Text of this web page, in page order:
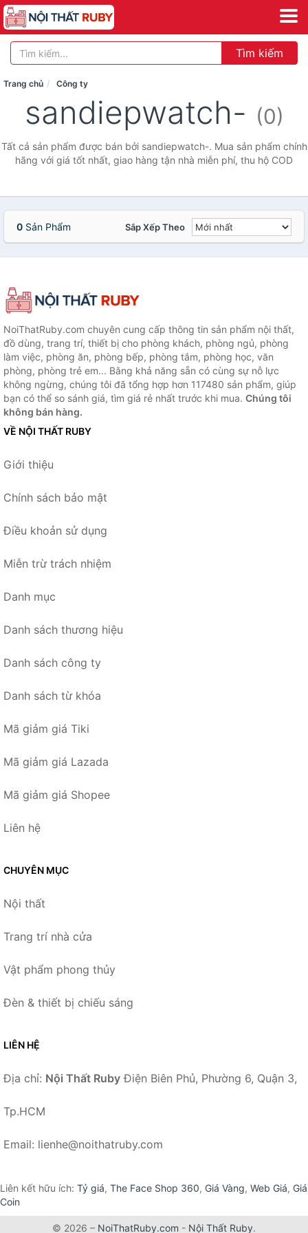
Tìm kiếm
Trang chủ Công ty
sandiepwatch- (0)
Tất cả sản phẩm được bán bởi sandiepwatch-. Mua sản phẩm chính
hãng với giá tốt nhất, giao hàng tận nhà miễn phí, thu hộ COD
0 Sản Phẩm Sắp Xếp Theo
NoiThatRuby.com chuyên cung cấp thông tin sản phẩm nội thất,
đồ dùng, trang trí, thiết bị cho phòng khách, phòng ngủ, phòng
làm việc, phòng ăn, phòng bếp, phòng tắm, phòng học, văn
phòng, phòng trẻ em... Bằng khả năng sẵn có cùng sự nỗ lực
không ngừng, chúng tôi đã tổng hợp hơn 117480 sản phẩm, giúp
bạn có thể so sánh giá, tìm giá rẻ nhất trước khi mua. Chúng tôi
không bán hàng.
VỀ NỘI THẤT RUBY
Giới thiệu
Chính sách bảo mật
Điều khoản sử dụng
Miễn trừ trách nhiệm
Danh mục
Danh sách thương hiệu
Danh sách công ty
Danh sách từ khóa
Mã giảm giá Tiki
Mã giảm giá Lazada
Mã giảm giá Shopee
Liên hệ
CHUYÊN MỤC
Nội thất
Trang trí nhà cửa
Vật phẩm phong thủy
Đèn & thiết bị chiếu sáng
LIÊN HỆ
Địa chỉ: Nội Thất Ruby Điện Biên Phủ, Phường 6, Quận 3,
Tp.HCM
Email: lienhe@noithatruby.com
Liên kết hữu ích: Tỷ giá, The Face Shop 360, Giá Vàng, Web Giá, Giá
Coin
© 2026 – NoiThatRuby.com - Nội Thất Ruby.